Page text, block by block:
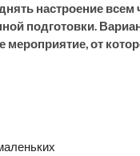
настроение
подготовки.
мероприятие, от